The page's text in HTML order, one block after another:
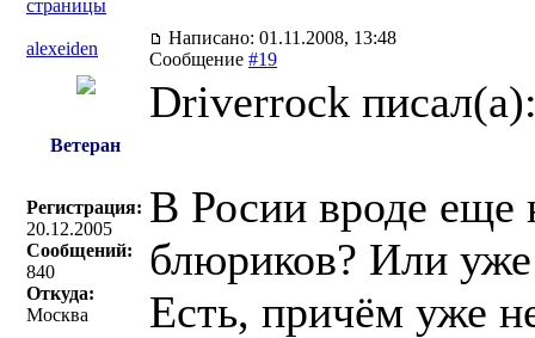
страницы
alexeiden
Написано: 01.11.2008, 13:48
Сообщение #19
Ветеран
Регистрация:
20.12.2005
Сообщений:
840
Откуда:
Москва
Driverrock
В Росии вроде еще
блюриков? Или уже
Есть, причём уже